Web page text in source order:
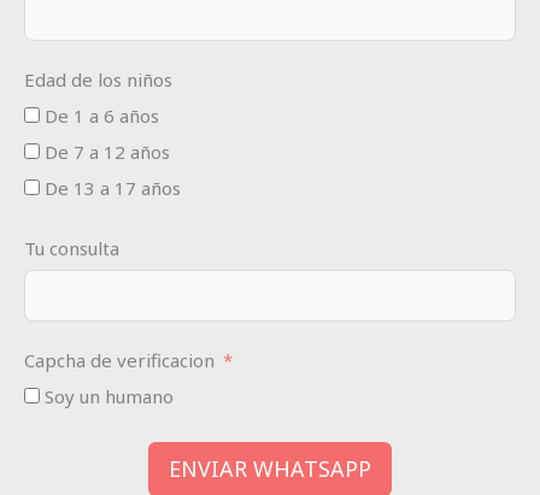
Edad de los niños
De 1 a 6 años
De 7 a 12 años
De 13 a 17 años
Tu consulta
Capcha de verificacion
Soy un humano
ENVIAR WHATSAPP